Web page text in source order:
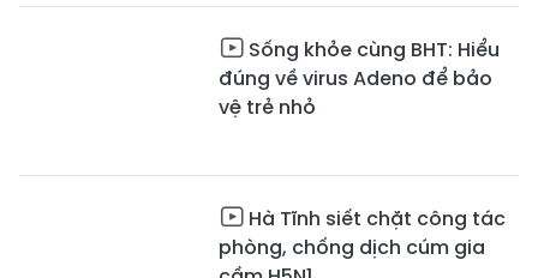
Sống khỏe cùng BHT: Hiểu
đúng về virus Adeno để bảo
vệ trẻ nhỏ
Hà Tĩnh siết chặt công tác
phòng, chống dịch cúm gia